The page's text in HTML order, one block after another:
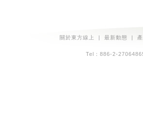
關於東方線上 | 最新動態 |
Tel：886-2-